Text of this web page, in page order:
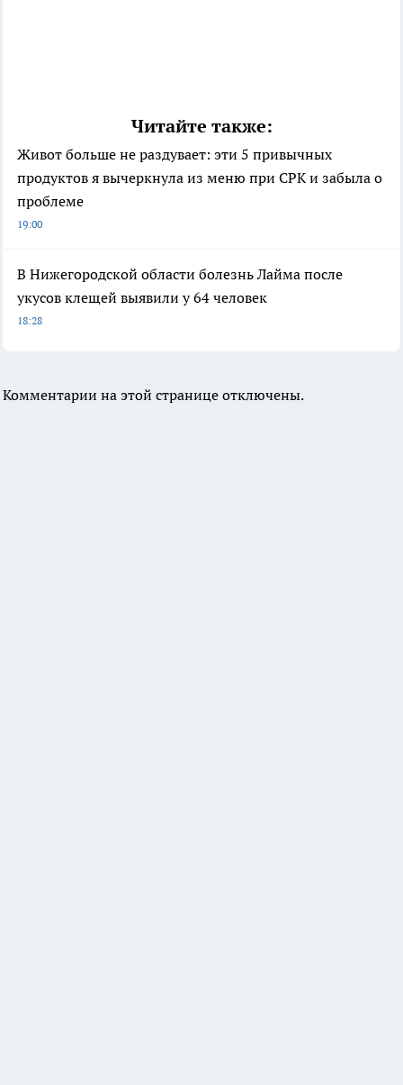
Читайте также:
Живот больше не раздувает: эти 5 привычных
продуктов я вычеркнула из меню при СРК и забыла о
проблеме
19:00
В Нижегородской области болезнь Лайма после
укусов клещей выявили у 64 человек
18:28
Комментарии на этой странице отключены.